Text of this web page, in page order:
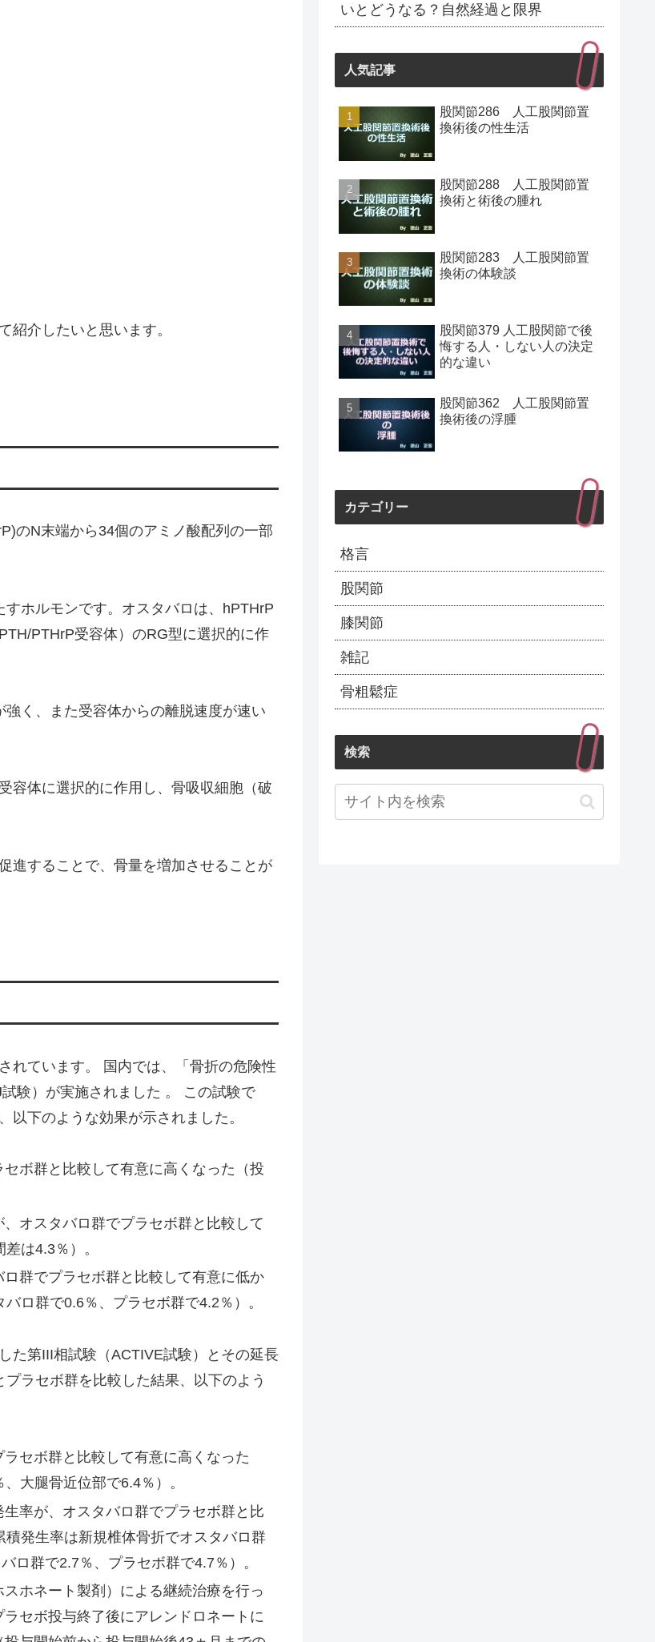
紹介したいと思います。
のN末端から34個のアミノ酸配列の一部
ホルモンです。オスタバロは、hPTHrP
PTHrP受容体）のRG型に選択的に作
く、また受容体からの離脱速度が速い
容体に選択的に作用し、骨吸収細胞（破
進することで、骨量を増加させることが
れています。 国内では、「骨折の危険性
験）が実施されました 。 この試験で
以下のような効果が示されました。
ボ群と比較して有意に高くなった（投
オスタバロ群でプラセボ群と比較して
は4.3％）。
群でプラセボ群と比較して有意に低か
ロ群で0.6％、プラセボ群で4.2％）。
た第III相試験（ACTIVE試験）とその延長
ラセボ群を比較した結果、以下のよう
セボ群と比較して有意に高くなった
大腿骨近位部で6.4％）。
率が、オスタバロ群でプラセボ群と比
発生率は新規椎体骨折でオスタバロ群
ロ群で2.7％、プラセボ群で4.7％）。
ホネート製剤）による継続治療を行っ
セボ投与終了後にアレンドロネートに
いとどうなる？自然経過と限界
人気記事
股関節286 人工股関節置
換術後の性生活
股関節288 人工股関節置
換術と術後の腫れ
股関節283 人工股関節置
換術の体験談
股関節379 人工股関節で後
悔する人・しない人の決定
的な違い
股関節362 人工股関節置
換術後の浮腫
カテゴリー
格言
股関節
膝関節
雑記
骨粗鬆症
検索